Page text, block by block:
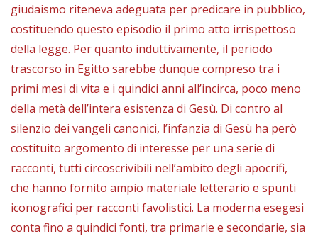
giudaismo riteneva adeguata per predicare in pubblico,
costituendo questo episodio il primo atto irrispettoso
della legge. Per quanto induttivamente, il periodo
trascorso in Egitto sarebbe dunque compreso tra i
primi mesi di vita e i quindici anni all’incirca, poco meno
della metà dell’intera esistenza di Gesù. Di contro al
silenzio dei vangeli canonici, l’infanzia di Gesù ha però
costituito argomento di interesse per una serie di
racconti, tutti circoscrivibili nell’ambito degli apocrifi,
che hanno fornito ampio materiale letterario e spunti
iconografici per racconti favolistici. La moderna esegesi
conta fino a quindici fonti, tra primarie e secondarie, sia